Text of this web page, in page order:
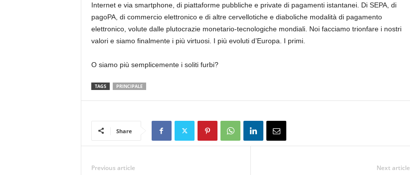
Internet e via smartphone, di piattaforme pubbliche e private di pagamenti istantanei. Di SEPA, di
pagoPA, di commercio elettronico e di altre cervellotiche e diaboliche modalità di pagamento
elettronico, volute dalle plutocrazie monetario-tecnologiche mondiali. Noi facciamo trionfare i nostri
valori e siamo finalmente i più virtuosi. I più evoluti d’Europa. I primi.
O siamo più semplicemente i soliti furbi?
TAGS PRINCIPALE
Share
Previous article Next article